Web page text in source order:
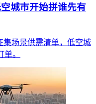
城市开始拼谁先有
集场景供需清单，低空城
。